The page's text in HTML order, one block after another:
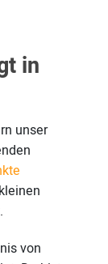
in
unser
von